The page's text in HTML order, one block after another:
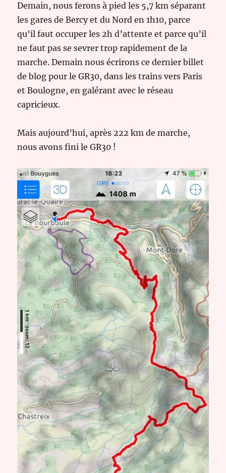
Demain, nous ferons à pied les 5,7 km séparant
les gares de Bercy et du Nord en 1h10, parce
qu’il faut occuper les 2h d’attente et parce qu’il
ne faut pas se sevrer trop rapidement de la
marche. Demain nous écrirons ce dernier billet
de blog pour le GR30, dans les trains vers Paris
et Boulogne, en galérant avec le réseau
capricieux.
Mais aujourd’hui, après 222 km de marche,
nous avons fini le GR30 !